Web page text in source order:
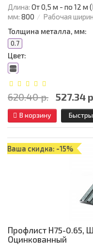
Длина: От 0,5 м - по 12 м
мм: 800 Рабочая
Толщина металла, мм:
0.7
Цвет:
620.40 р. 527.34
В корзину
Ваша скидка: -15%
Профлист Н75-0.65,
Оцинкованный